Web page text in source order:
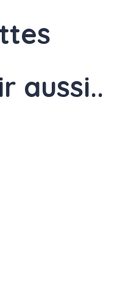
aussi..